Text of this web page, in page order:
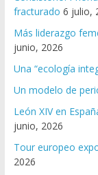
fracturado 6 julio,
Más liderazgo
junio, 2026
Una “ecología
Un modelo de
León XIV en
junio, 2026
Tour europeo
2026